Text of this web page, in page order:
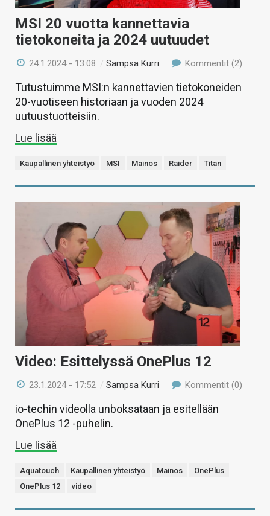
MSI 20 vuotta kannettavia
tietokoneita ja 2024 uutuudet
24.1.2024 - 13:08 /Sampsa Kurri Kommentit (2)
Tutustuimme MSI:n kannettavien tietokoneiden
20-vuotiseen historiaan ja vuoden 2024
uutuustuotteisiin.
Lue lisää
Kaupallinen yhteistyö MSI Mainos Raider Titan
Video: Esittelyssä OnePlus 12
23.1.2024 - 17:52 /Sampsa Kurri Kommentit (0)
io-techin videolla unboksataan ja esitellään
OnePlus 12 -puhelin.
Lue lisää
Aquatouch Kaupallinen yhteistyö Mainos
OnePlus
OnePlus 12
video